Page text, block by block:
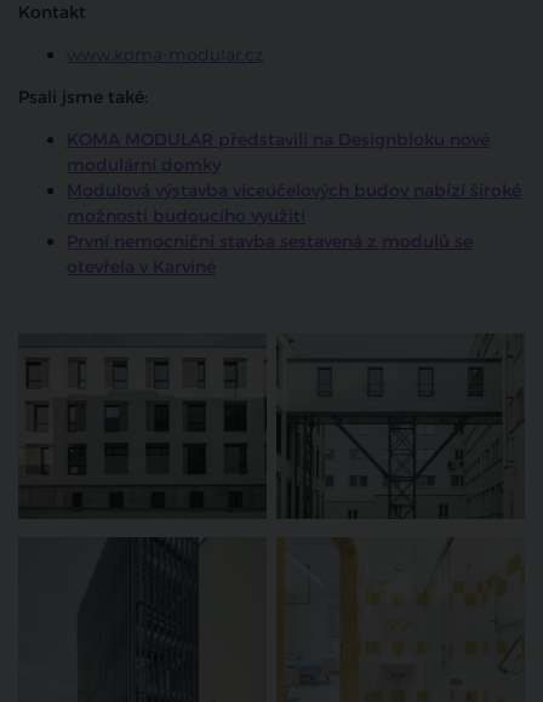
Kontakt
www.koma-modular.cz
Psali jsme také:
KOMA MODULAR představili na Designbloku nové
modulární domky
Modulová výstavba víceúčelových budov nabízí široké
možnosti budoucího využití
První nemocniční stavba sestavená z modulů se
otevřela v Karviné